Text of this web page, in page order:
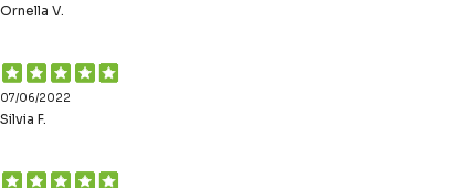
Ornella V.
07/06/2022
Silvia F.